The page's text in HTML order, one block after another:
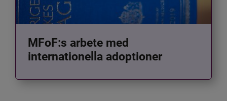
MFoF:s arbete med
internationella adoptioner